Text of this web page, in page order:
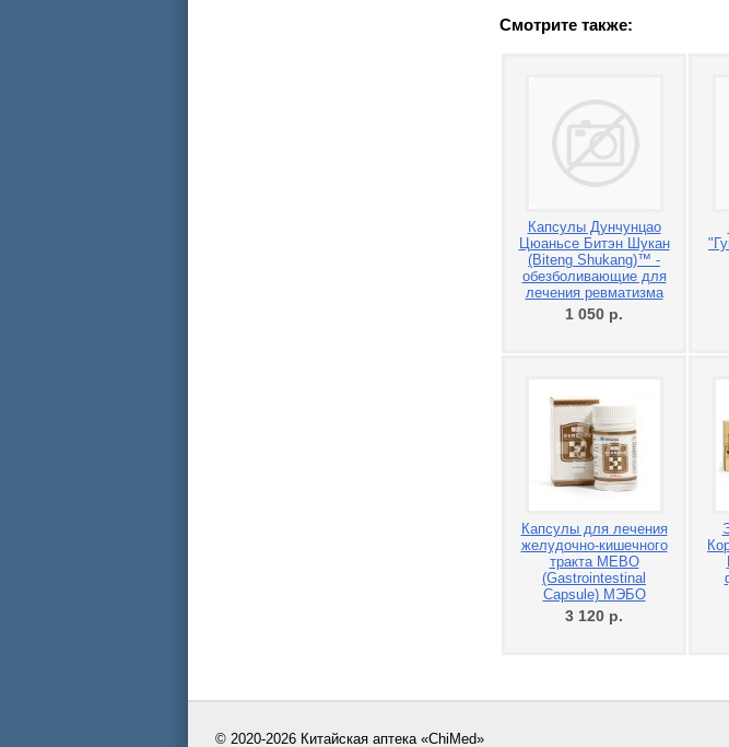
Смотрите также:
Капсулы Дунчунцао
Цюаньсе Битэн Шукан
(Biteng Shukang)™ -
обезболивающие для
лечения ревматизма
1 050 р.
Капсулы для лечения
желудочно-кишечного
тракта MEBO
(Gastrointestinal
Capsule) ​МЭБО
3 120 р.
© 2020-2026 Китайская аптека «ChiMed»